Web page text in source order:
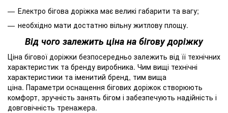
Електро бігова доріжка має великі габарити та вагу;
необхідно мати достатню вільну житлову площу.
Від чого залежить ціна на бігову доріжку
Ціна бігової доріжки безпосередньо залежить від її технічних
характеристик та бренду виробника. Чим вищі технічні
характеристики та іменитий бренд, тим вища
ціна. Параметри оснащення бігових доріжок створюють
комфорт, зручність занять бігом і забезпечують надійність і
довговічність тренажера.